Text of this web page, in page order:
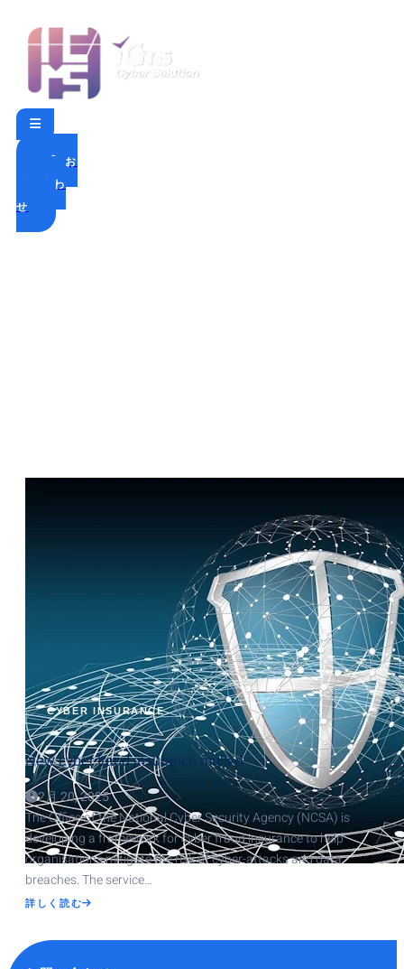
お
問い合わ
せ
CYBER INSURANCE
New cyber fraud insurance mulled
2月 20, 2025
The Office of the National Cyber Security Agency (NCSA) is
developing a framework for cyber fraud insurance to help
organisations mitigate the risk of cyber-attacks and data
breaches. The service…
詳しく読む